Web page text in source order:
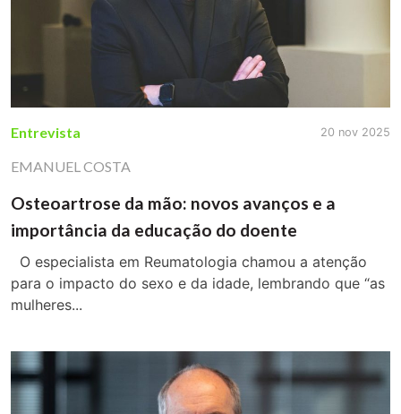
Entrevista 20 nov 2025
EMANUEL COSTA
Osteoartrose da mão: novos avanços e a
importância da educação do doente
O especialista em Reumatologia chamou a atenção
para o impacto do sexo e da idade, lembrando que “as
mulheres...